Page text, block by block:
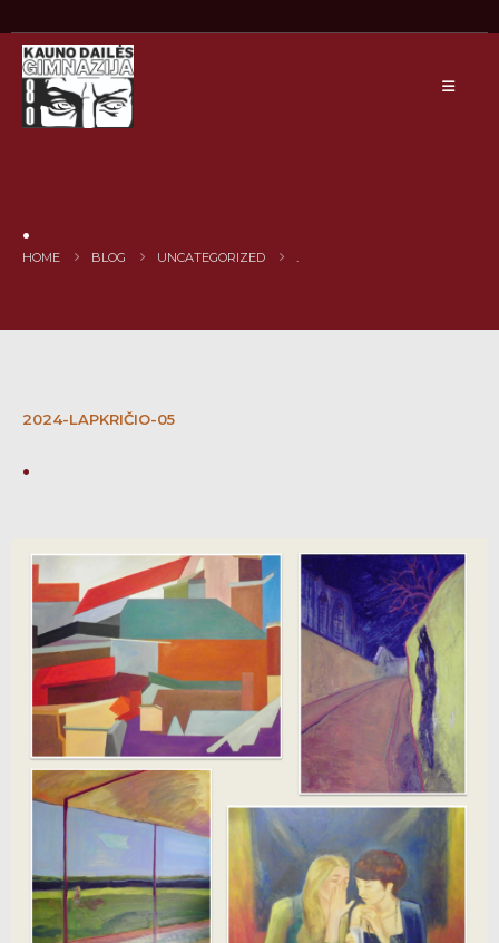
.
HOME BLOG UNCATEGORIZED .
2024-LAPKRIČIO-05
.